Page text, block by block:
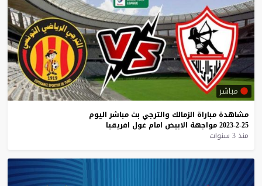
مباشر
مشاهدة مباراة الزمالك والترجي بث مباشر اليوم
25-2-2023
مواجهة الابيض امام غول افريقيا
منذ 3 سنوات